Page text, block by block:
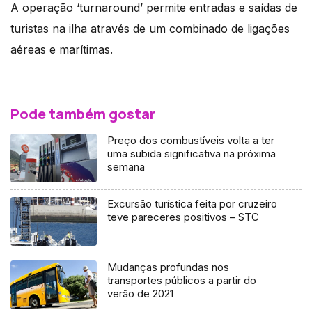
A operação ‘turnaround’ permite entradas e saídas de
turistas na ilha através de um combinado de ligações
aéreas e marítimas.
Pode também gostar
Preço dos combustíveis volta a ter
uma subida significativa na próxima
semana
Excursão turística feita por cruzeiro
teve pareceres positivos – STC
Mudanças profundas nos
transportes públicos a partir do
verão de 2021